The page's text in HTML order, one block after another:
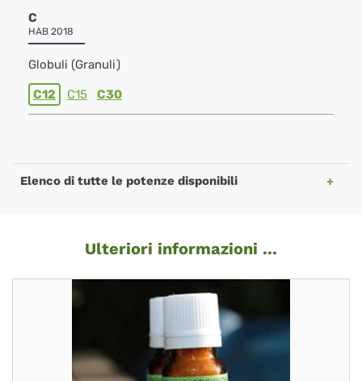
C
HAB 2018
Globuli (Granuli)
C12 C15 C30
Elenco di tutte le potenze disponibili
Ulteriori informazioni ...